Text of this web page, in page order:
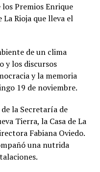
Premios Enrique
Rioja que lleva el
de un clima
y los discursos
y la memoria
19 de noviembre.
la Secretaría de
Tierra, la Casa de La
Fabiana Oviedo.
una nutrida